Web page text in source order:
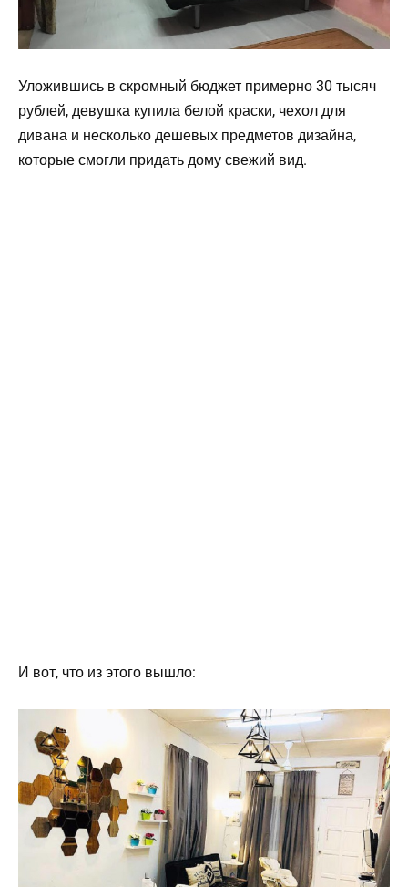
Уложившись в скромный бюджет примерно 30 тысяч
рублей, девушка купила белой краски, чехол для
дивана и несколько дешевых предметов дизайна,
которые смогли придать дому свежий вид.
И вот, что из этого вышло: